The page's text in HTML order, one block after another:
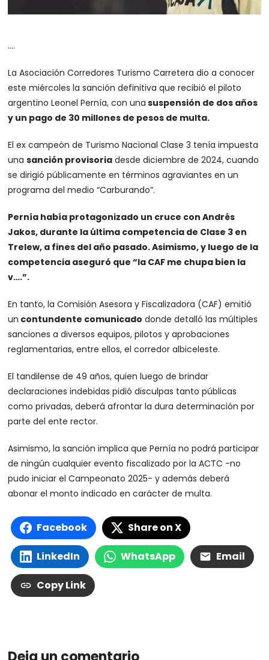
….
La Asociación Corredores Turismo Carretera dio a conocer
este miércoles la sanción definitiva que recibió el piloto
argentino Leonel Pernía, con una suspensión de dos años
y un pago de 30 millones de pesos de multa.
El ex campeón de Turismo Nacional Clase 3 tenía impuesta
unasanción provisoria desde diciembre de 2024, cuando
se dirigió públicamente en términos agraviantes en un
programa del medio “Carburando”.
Pernía había protagonizado un cruce con Andrés
Jakos, durante la última competencia de Clase 3 en
Trelew, a fines del año pasado. Asimismo, y luego de la
competencia aseguró que “la CAF me chupa bien la
v….”.
En tanto, la Comisión Asesora y Fiscalizadora (CAF) emitió
un contundente comunicado donde detalló las múltiples
sanciones a diversos equipos, pilotos y aprobaciones
reglamentarias, entre ellos, el corredor albiceleste.
El tandilense de 49 años, quien luego de brindar
declaraciones indebidas pidió disculpas tanto públicas
como privadas, deberá afrontar la dura determinación por
parte del ente rector.
Asimismo, la sanción implica que Pernía no podrá participar
de ningún cualquier evento fiscalizado por la ACTC -no
pudo iniciar el Campeonato 2025- y además deberá
abonar el monto indicado en carácter de multa.
Facebook Share on X
LinkedIn WhatsApp Email
Copy Link